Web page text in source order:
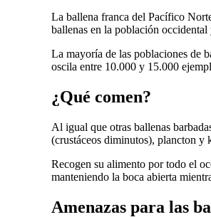
La ballena franca del Pacífico
ballenas en la población
La mayoría de las poblaciones de
oscila entre 10.000 y 15.000
¿Qué comen?
Al igual que otras ballenas
(crustáceos diminutos), plancton y
Recogen su alimento por todo el
manteniendo la boca abierta
Amenazas para las